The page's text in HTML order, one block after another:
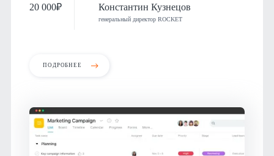
20 000₽ Константин Кузнецов
генеральный директор ROCKET
ПОДРОБНЕЕ